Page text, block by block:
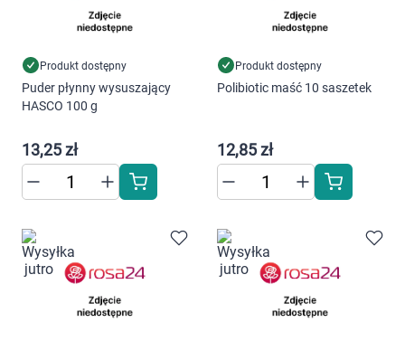
Produkt dostępny
Puder płynny wysuszający
HASCO 100 g
13,25 zł
Produkt dostępny
Polibiotic maść 10 saszetek
12,85 zł